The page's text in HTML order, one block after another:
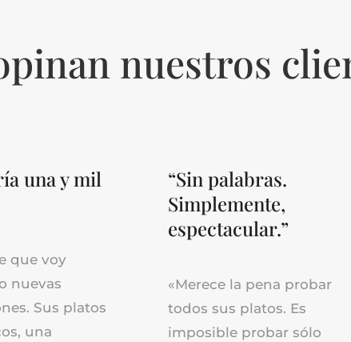
nuestros
una y mil
que voy
nuevas
Sus platos
una
“Sin palabras.
Simplemente,
espectacular.”
«Merece la pena probar
todos sus platos. Es
imposible probar sólo